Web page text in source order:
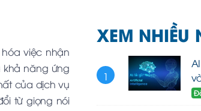
việc nhận
năng ứng
của dịch vụ
từ giọng nói
XEM NHIỀU
1